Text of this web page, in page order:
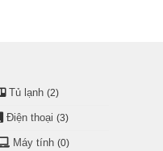
Tủ lạnh (2)
Điện thoại (3)
Máy tính (0)